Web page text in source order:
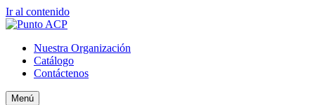
Ir al contenido
Nuestra Organización
Catálogo
Contáctenos
Menú